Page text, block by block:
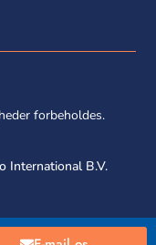
forbeholdes.
International B.V.